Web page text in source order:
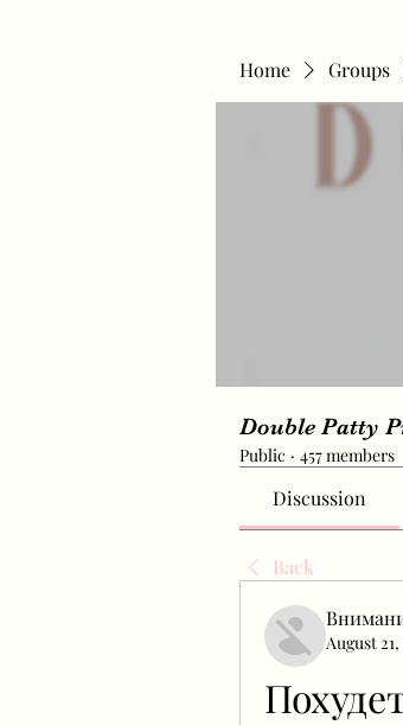
Home Groups
Double Patty
Public · 457 members
Discussion
Back
August 21,